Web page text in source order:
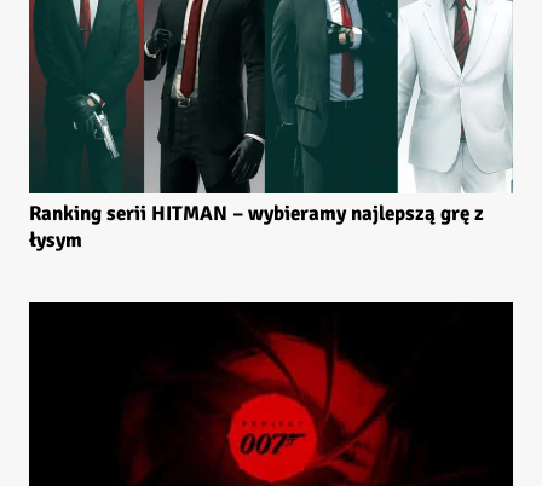
Ranking serii HITMAN – wybieramy najlepszą grę z
łysym